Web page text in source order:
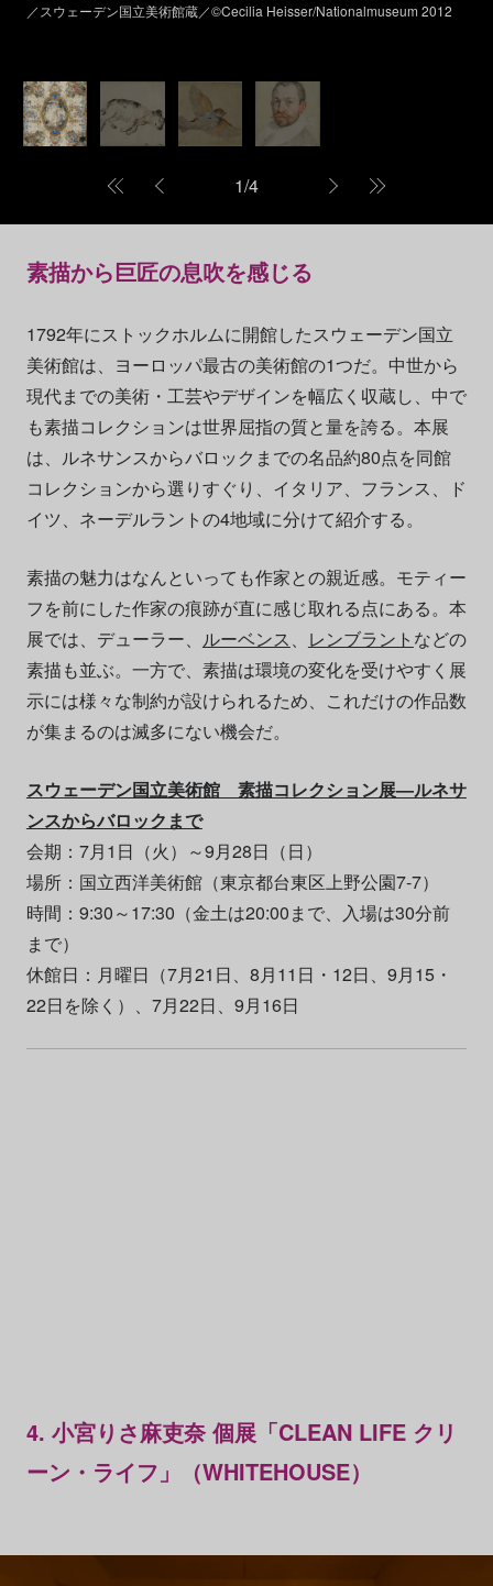
／スウェーデン国立美術館蔵／©Cecilia Heisser/Nationalmuseum 2012
1/4
素描から巨匠の息吹を感じる
1792年にストックホルムに開館したスウェーデン国立
美術館は、ヨーロッパ最古の美術館の1つだ。中世から
現代までの美術・工芸やデザインを幅広く収蔵し、中で
も素描コレクションは世界屈指の質と量を誇る。本展
は、ルネサンスからバロックまでの名品約80点を同館
コレクションから選りすぐり、イタリア、フランス、ド
イツ、ネーデルラントの4地域に分けて紹介する。
素描の魅力はなんといっても作家との親近感。モティー
フを前にした作家の痕跡が直に感じ取れる点にある。本
展では、デューラー、 ルーベンス、 レンブラント などの
素描も並ぶ。一方で、素描は環境の変化を受けやすく展
示には様々な制約が設けられるため、これだけの作品数
が集まるのは滅多にない機会だ。
スウェーデン国立美術館 素描コレクション展―ルネサ
ンスからバロックまで
会期：7月1日（火）～9月28日（日）
場所：国立西洋美術館（東京都台東区上野公園7-7）
時間：9:30～17:30（金土は20:00まで、入場は30分前
まで）
休館日：月曜日（7月21日、8月11日・12日、9月15・
22日を除く）、7月22日、9月16日
4. 小宮りさ麻吏奈 個展「CLEAN LIFE クリ
ーン・ライフ」（WHITEHOUSE）